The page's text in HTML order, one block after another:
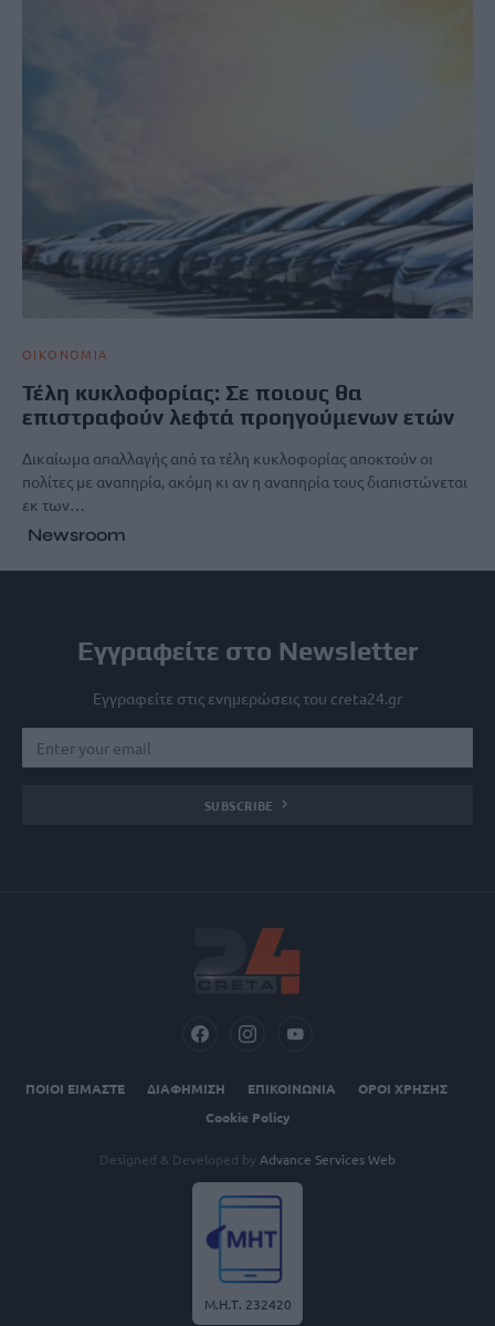
ΟΙΚΟΝΟΜΙΑ
Τέλη κυκλοφορίας: Σε ποιους θα
επιστραφούν λεφτά προηγούμενων ετών
Δικαίωμα απαλλαγής από τα τέλη κυκλοφορίας αποκτούν οι
πολίτες με αναπηρία, ακόμη κι αν η αναπηρία τους διαπιστώνεται
εκ των…
Newsroom
Εγγραφείτε στο Newsletter
Εγγραφείτε στις ενημερώσεις του creta24.gr
SUBSCRIBE
ΠΟΙΟΙ ΕΙΜΑΣΤΕ ΔΙΑΦΗΜΙΣΗ ΕΠΙΚΟΙΝΩΝΙΑ
ΟΡΟΙ ΧΡΗΣΗΣ
Cookie Policy
Designed & Developed by Advance Services Web
Μ.Η.Τ. 232420